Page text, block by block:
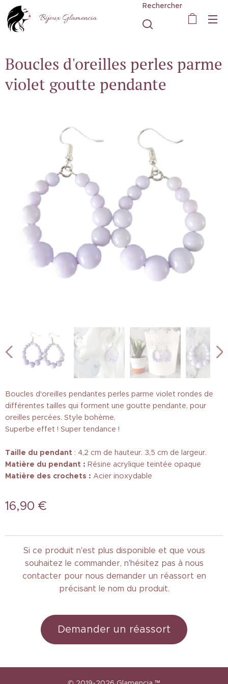
Bijoux Glamencia
Rechercher
Boucles d'oreilles perles parme
violet goutte pendante
Boucles d'oreilles pendantes perles parme violet rondes de
différentes tailles qui forment une goutte pendante, pour
oreilles percées. Style bohème.
Superbe effet ! Super tendance !
Taille du pendant : 4,2 cm de hauteur. 3,5 cm de largeur.
Matière du pendant : Résine acrylique teintée opaque
Matière des crochets : Acier inoxydable
16,90 €
Si ce produit n'est plus disponible et que vous
souhaitez le commander, n'hésitez pas à nous
contacter pour nous demander un réassort en
précisant le nom du produit.
Demander un réassort